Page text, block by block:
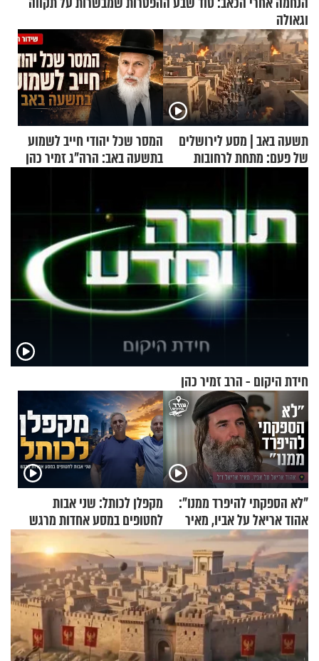
וגאולה
תשעה באב | מסע לירושלים
של פעם: מתחת לרחובות
המסר שכל יהודי חייב לשמוע
בתשעה באב: הרה"ג זמיר כהן
חידת היקום - הרב זמיר כהן
"לא הספקתי להיפרד ממנו":
אהוד אריאל על אביו, מאיר
אריאל ז"ל
מקפלן לכותל: שני אבות
לחטופים במסע אחדות מרגש